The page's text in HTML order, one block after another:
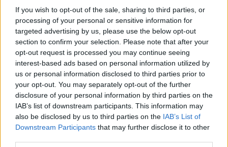
If you wish to opt-out of the sale, sharing to third parties, or
processing of your personal or sensitive information for
targeted advertising by us, please use the below opt-out
section to confirm your selection. Please note that after your
opt-out request is processed you may continue seeing
interest-based ads based on personal information utilized by
us or personal information disclosed to third parties prior to
your opt-out. You may separately opt-out of the further
disclosure of your personal information by third parties on the
IAB’s list of downstream participants. This information may
also be disclosed by us to third parties on the IAB’s List of
Downstream Participants that may further disclose it to other
Τέμπη και άλλο η πολιτική αξιολόγηση,
εκφράζοντας την άποψη ότι δεν υπάρχει χώρος
για νέο κόμμα αυτού του τύπου.
Τέλος, ο κ. Θεοδωρικάκος έκανε ιδιαίτερη
αναφορά έκανε στο νέο νομοσχέδιο του
Υπουργείου Ανάπτυξης για την προστασία των
δανειοληπτών. «Μπαίνει τέλος στο καθεστώς με
τα ψιλά γράμματα, αλλά και στις καταχρηστικές
συμπεριφορές εις βάρος των καταναλωτών.